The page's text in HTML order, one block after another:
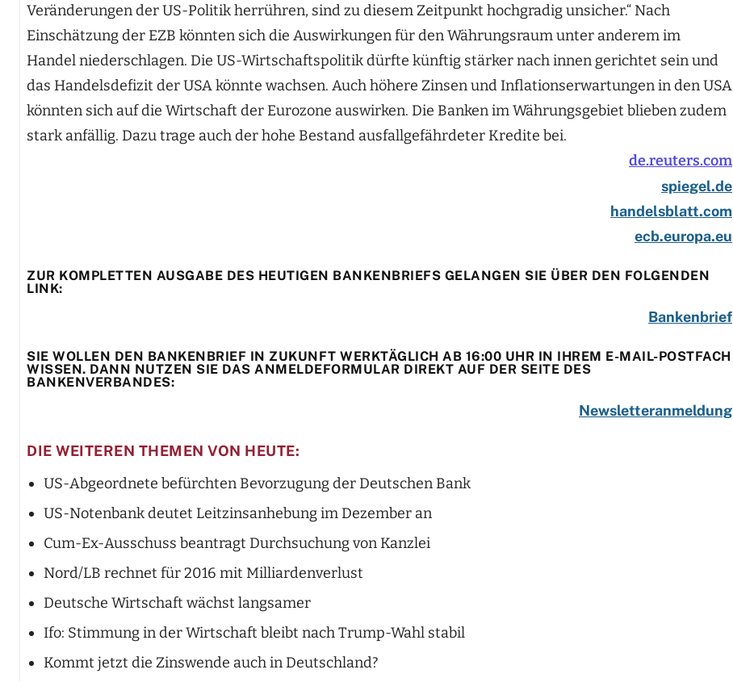
Veränderungen der US-Politik herrühren, sind zu diesem Zeitpunkt hochgradig unsicher.“ Nach
Einschätzung der EZB könnten sich die Auswirkungen für den Währungsraum unter anderem im
Handel niederschlagen. Die US-Wirtschaftspolitik dürfte künftig stärker nach innen gerichtet sein und
das Handelsdefizit der USA könnte wachsen. Auch höhere Zinsen und Inflationserwartungen in den USA
könnten sich auf die Wirtschaft der Eurozone auswirken. Die Banken im Währungsgebiet blieben zudem
stark anfällig. Dazu trage auch der hohe Bestand ausfallgefährdeter Kredite bei.
de.reuters.com
spiegel.de
handelsblatt.com
ecb.europa.eu
ZUR KOMPLETTEN AUSGABE DES HEUTIGEN BANKENBRIEFS GELANGEN SIE ÜBER DEN FOLGENDEN
LINK:
Bankenbrief
SIE WOLLEN DEN BANKENBRIEF IN ZUKUNFT WERKTÄGLICH AB 16:00 UHR IN IHREM E-MAIL-POSTFACH
WISSEN. DANN NUTZEN SIE DAS ANMELDEFORMULAR DIREKT AUF DER SEITE DES
BANKENVERBANDES:
Newsletteranmeldung
DIE WEITEREN THEMEN VON HEUTE:
US-Abgeordnete befürchten Bevorzugung der Deutschen Bank
US-Notenbank deutet Leitzinsanhebung im Dezember an
Cum-Ex-Ausschuss beantragt Durchsuchung von Kanzlei
Nord/LB rechnet für 2016 mit Milliardenverlust
Deutsche Wirtschaft wächst langsamer
Ifo: Stimmung in der Wirtschaft bleibt nach Trump-Wahl stabil
Kommt jetzt die Zinswende auch in Deutschland?